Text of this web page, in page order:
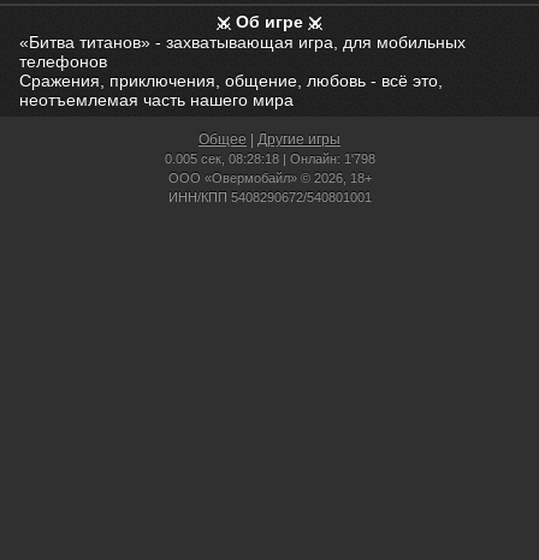
Об игре
«Битва титанов» - захватывающая игра, для мобильных
телефонов
Сражения, приключения, общение, любовь - всё это,
неотъемлемая часть нашего мира
Общее Другие игры
0.005 сек, 08:28:18 | Онлайн: 1'798
ООО «Овермобайл» © 2026, 18+
ИНН/КПП 5408290672/540801001